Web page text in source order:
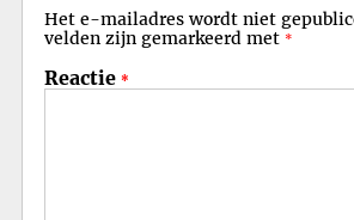
Het e-mailadres wordt niet
velden zijn gemarkeerd met *
Reactie *